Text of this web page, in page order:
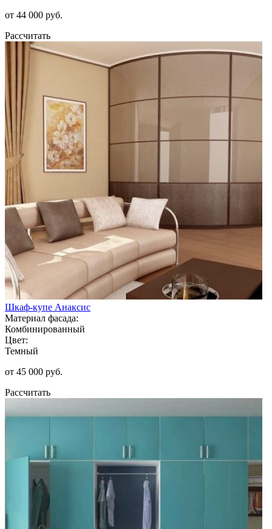
от 44 000 руб.
Рассчитать
Шкаф-купе Анаксис
Материал фасада:
Комбинированный
Цвет:
Темный
от 45 000 руб.
Рассчитать